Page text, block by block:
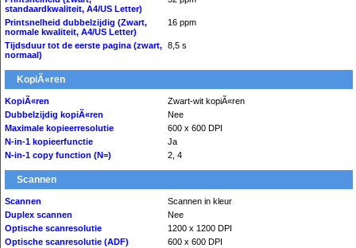
standaardkwaliteit, A4/US Letter)
Printsnelheid dubbelzijdig (Zwart,
normale kwaliteit, A4/US Letter)
16 ppm
Tijdsduur tot de eerste pagina (zwart,
normaal)
8,5 s
KopiÃ«ren
KopiÃ«ren
Zwart-wit kopiÃ«ren
Dubbelzijdig kopiÃ«ren
Nee
Maximale kopieerresolutie
600 x 600 DPI
N-in-1 kopieerfunctie
Ja
N-in-1 copy function (N=)
2, 4
Scannen
Scannen
Scannen in kleur
Duplex scannen
Nee
Optische scanresolutie
1200 x 1200 DPI
Optische scanresolutie (ADF)
600 x 600 DPI